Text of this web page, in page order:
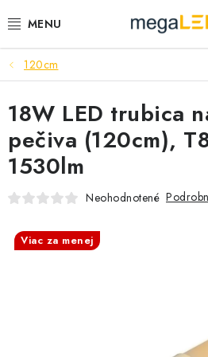
na
PRIEMYSEL
SVIETIDLÁ
ŽIAROVKY A TRUBICE
PRACOVNÉ SVIETIDLÁ
ELEKTROMATERIÁL
120cm
18W LED trubica
pečiva (120cm),
1530lm
Neohodnotené
Viac za menej